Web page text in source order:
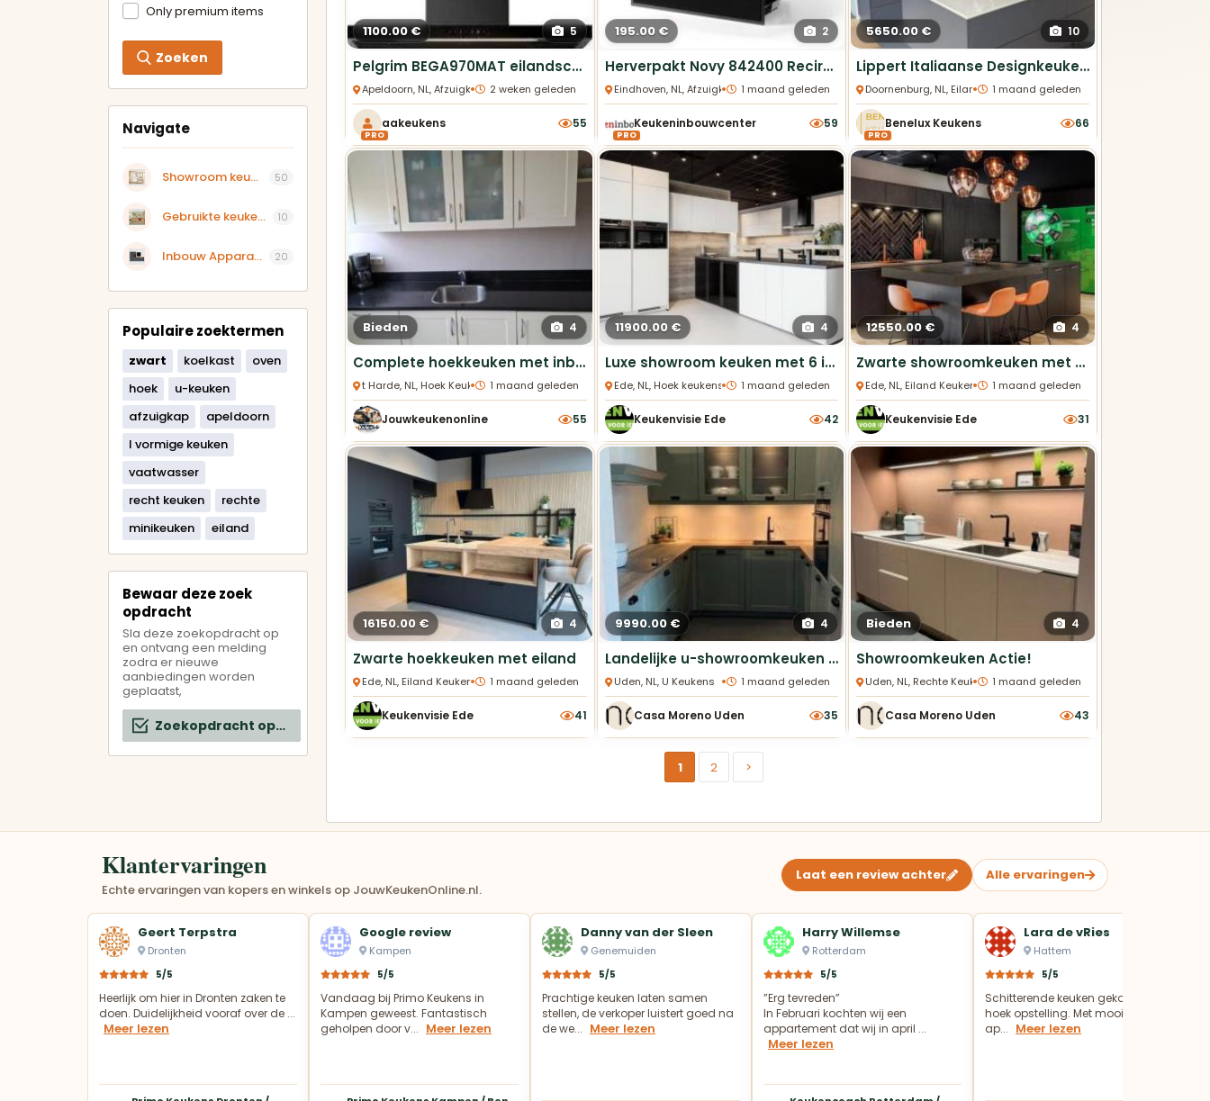
Only premium items
Zoeken
Navigate
Showroom keukens aangeboden 50
Gebruikte keukens 10
Inbouw Apparatuur 20
Populaire zoektermen
zwart koelkast
oven
hoek
u-keuken
afzuigkap
apeldoorn
l vormige keuken
vaatwasser
recht keuken
rechte
minikeuken
eiland
Bewaar deze zoek
opdracht
Sla deze zoekopdracht op
en ontvang een melding
zodra er nieuwe
aanbiedingen worden
geplaatst,
Zoekopdracht opslaan
1100.00 € 5
Pelgrim BEGA970MAT eilandschouwkap 90cm nieuw
Apeldoorn, NL, Afzuigkappen
• 2 weken geleden
PRO
aakeukens 55
195.00 € 2
Herverpakt Novy 842400 Recirculatiebox zwartmet monoblock
Eindhoven, NL, Afzuigkappen
• 1 maand geleden
PRO
Keukeninbouwcenter 59
5650.00 € 10
Lippert Italiaanse Designkeuken met Kookeiland
Doornenburg, NL, Eiland Keukens
• 1 maand geleden
PRO
Benelux Keukens 66
Bieden 4
Complete hoekkeuken met inbouwapparatuur
t Harde, NL, Hoek Keukens
• 1 maand geleden
Jouwkeukenonline 55
11900.00 € 4
Luxe showroom keuken met 6 inbouwapparaten
Ede, NL, Hoek keukens• 1 maand geleden
Keukenvisie Ede 42
12550.00 € 4
Zwarte showroomkeuken met Quooker en 5 apparaten!
Ede, NL, Eiland Keukens
• 1 maand geleden
Keukenvisie Ede 31
16150.00 € 4
Zwarte hoekkeuken met eiland
Ede, NL, Eiland Keukens
• 1 maand geleden
Keukenvisie Ede 41
9990.00 € 4
Landelijke u-showroomkeuken Actie
Uden, NL, U Keukens • 1 maand geleden
Casa Moreno Uden 35
Bieden 4
Showroomkeuken Actie!
Uden, NL, Rechte Keukens
• 1 maand geleden
Casa Moreno Uden 43
1 2 >
Klantervaringen
Echte ervaringen van kopers en winkels op JouwKeukenOnline.nl.
Laat een review achter Alle ervaringen
Geert Terpstra
Dronten
5/5
Heerlijk om hier in Dronten zaken te
doen. Duidelijkheid vooraf over de ...
Meer lezen
Google review
Kampen
5/5
Vandaag bij Primo Keukens in
Kampen geweest. Fantastisch
geholpen door v... Meer lezen
Danny van der Sleen
Genemuiden
5/5
Prachtige keuken laten samen
stellen, de verkoper luistert goed na
de we... Meer lezen
Harry Willemse
Rotterdam
5/5
”Erg tevreden”
In Februari kochten wij een
appartement dat wij in april ...
Meer lezen
Lara de vRies
Hattem
5/5
Schitterende keuken gekocht in een
hoek opstelling. Met mooie Pelgrim
ap... Meer lezen